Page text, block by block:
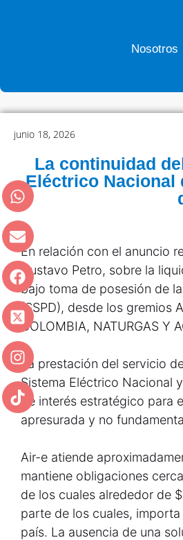
Nosotros
junio 18, 2026
La continuidad
Eléctrico Nacional
En relación con el anuncio
Gustavo Petro, sobre la
bajo toma de posesión de
(SSPD), desde los gremios
COLOMBIA, NATURGAS Y
La prestación del servicio
Sistema Eléctrico Nacional
de interés estratégico para
apresurada y no
Air-e atiende
mantiene obligaciones
de los cuales alrededor de
parte de los cuales,
país. La ausencia de una